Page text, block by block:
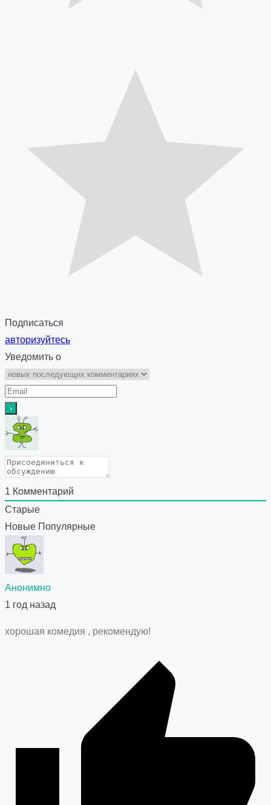
Подписаться
авторизуйтесь
Уведомить о
1 Комментарий
Старые
Новые Популярные
Анонимно
1 год назад
хорошая комедия , рекомендую!